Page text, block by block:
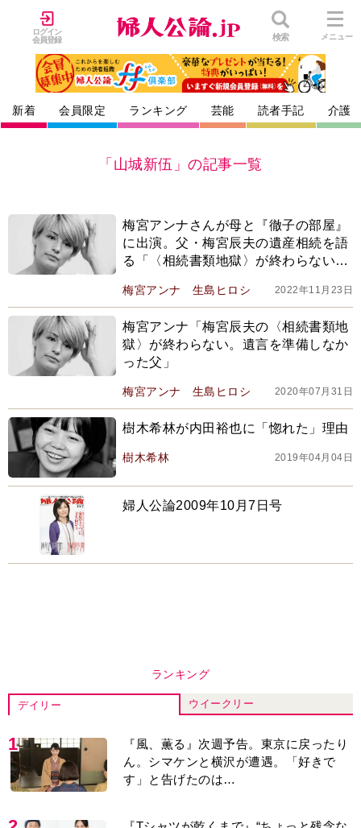
ログイン
会員登録
検索 メニュー
新着 会員限定 ランキング 芸能 読者手記 介護
「山城新伍」の記事一覧
梅宮アンナさんが母と『徹子の部屋』
に出演。父・梅宮辰夫の遺産相続を語
る「〈相続書類地獄〉が終わらない。
梅宮アンナ 生島ヒロシ 2022年11月23日
梅宮アンナ「梅宮辰夫の〈相続書類地
獄〉が終わらない。遺言を準備しなか
った父」
梅宮アンナ 生島ヒロシ 2020年07月31日
樹木希林が内田裕也に「惚れた」理由
樹木希林 2019年04月04日
婦人公論2009年10月7日号
1
『風、薫る』次週予告。東京に戻ったり
す」と告げたのは…
2
『Tシャツが乾くまで』“ちょっと残念な
を演じるのは、齋藤飛鳥さん＜キャスト